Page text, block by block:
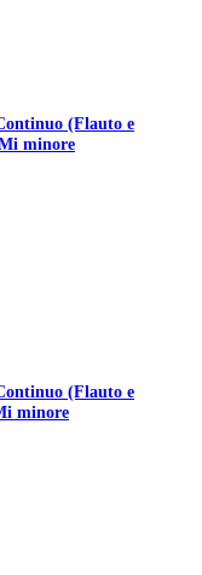
(Flauto e
minore
(Flauto e
minore